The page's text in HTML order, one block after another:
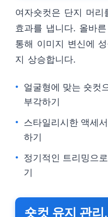
여자숏컷은 단지 머리
효과를 냅니다. 올바
통해 이미지 변신에
지 상승합니다.
얼굴형에 맞는 숏컷
부각하기
스타일리시한 액세
하기
정기적인 트리밍으
기
숏컷 유지 관리